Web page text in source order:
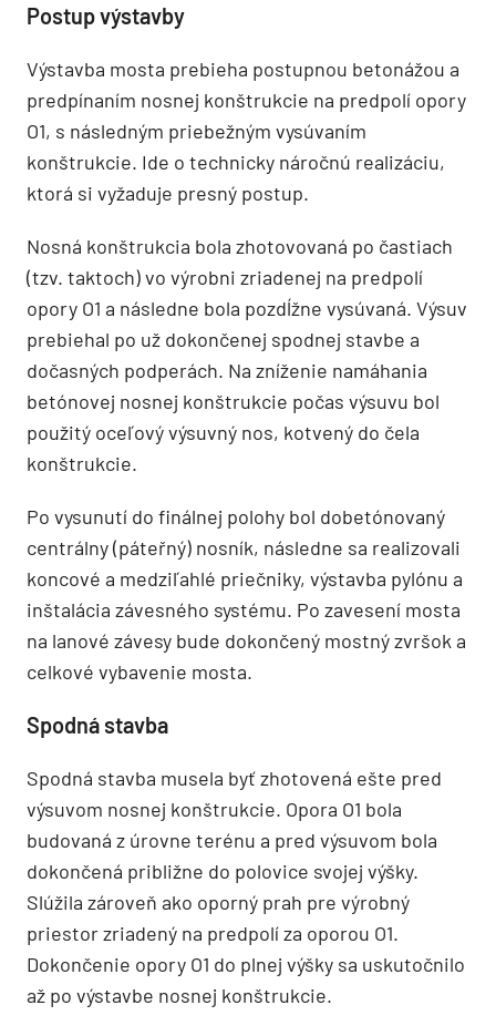
Postup výstavby
Výstavba mosta prebieha postupnou betonážou a
predpínaním nosnej konštrukcie na predpolí opory
O1, s následným priebežným vysúvaním
konštrukcie. Ide o technicky náročnú realizáciu,
ktorá si vyžaduje presný postup.
Nosná konštrukcia bola zhotovovaná po častiach
(tzv. taktoch) vo výrobni zriadenej na predpolí
opory O1 a následne bola pozdĺžne vysúvaná. Výsuv
prebiehal po už dokončenej spodnej stavbe a
dočasných podperách. Na zníženie namáhania
betónovej nosnej konštrukcie počas výsuvu bol
použitý oceľový výsuvný nos, kotvený do čela
konštrukcie.
Po vysunutí do finálnej polohy bol dobetónovaný
centrálny (páteřný) nosník, následne sa realizovali
koncové a medziľahlé priečniky, výstavba pylónu a
inštalácia závesného systému. Po zavesení mosta
na lanové závesy bude dokončený mostný zvršok a
celkové vybavenie mosta.
Spodná stavba
Spodná stavba musela byť zhotovená ešte pred
výsuvom nosnej konštrukcie. Opora O1 bola
budovaná z úrovne terénu a pred výsuvom bola
dokončená približne do polovice svojej výšky.
Slúžila zároveň ako oporný prah pre výrobný
priestor zriadený na predpolí za oporou O1.
Dokončenie opory O1 do plnej výšky sa uskutočnilo
až po výstavbe nosnej konštrukcie.